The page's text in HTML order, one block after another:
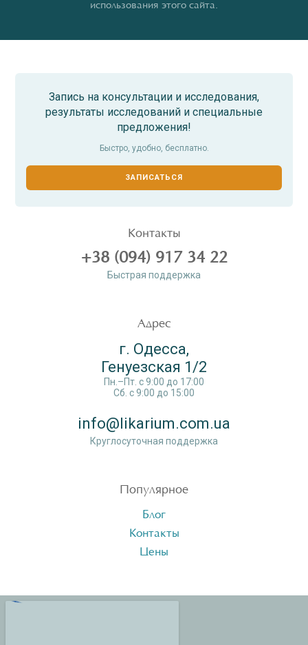
использования этого сайта.
Запись на консультации и исследования,
результаты исследований и специальные
предложения!
Быстро, удобно, бесплатно.
ЗАПИСАТЬСЯ
Контакты
+38 (094) 917 34 22
Быстрая поддержка
Адрес
г. Одесса,
Генуезская 1/2
Пн.–Пт. c 9:00 до 17:00
Сб. c 9:00 до 15:00
info@likarium.com.ua
Круглосуточная поддержка
Популярное
Блог
Контакты
Цены